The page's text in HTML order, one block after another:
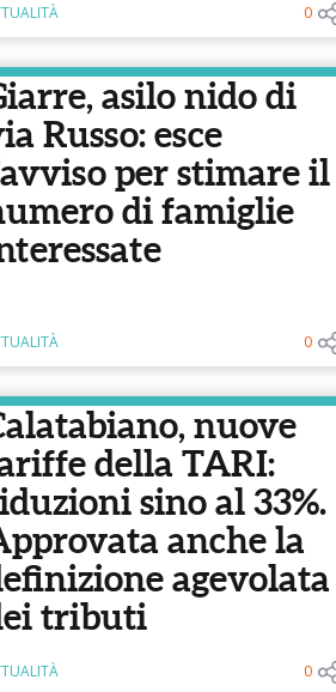
0
asilo nido di
Russo: esce
per stimare il
di famiglie
0
nuove
della TARI:
sino al 33%.
anche la
agevolata
tributi
0